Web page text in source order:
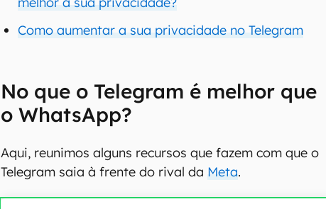
Como aumentar a sua privacidade no Telegram
No que o Telegram é melhor que
o WhatsApp?
Aqui, reunimos alguns recursos que fazem com que o
Telegram saia à frente do rival da Meta.